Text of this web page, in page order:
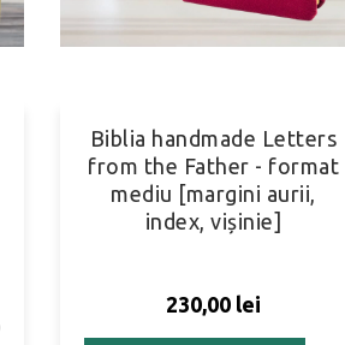
Biblia handmade Letters
from the Father - format
mediu [margini aurii,
index, vișinie]
230,00 lei